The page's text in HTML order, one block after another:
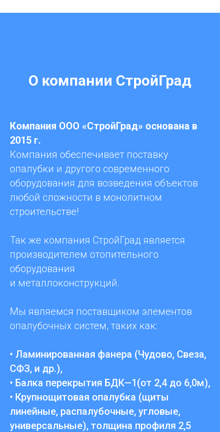
О компании СтройГрад
Компания ООО «СтройГрад» основана в
2015 г.
Компания обеспечивает поставку
опалубки и другого современного
оборудования для возведения объектов
любой сложности в монолитном
строительстве!
Так же компания СтройГрад является
производителем отопительного
оборудования
и металлоконструкций.
Мы являемся поставщиком элементов
опалубочных систем, таких как:
• Ламинированная фанера (Чудово, Свеза,
СФЗ, и др.),
• Балка перекрытия БДК—1(от 2,4 до 6,0м),
• Крупнощитовая опалубка (щиты
линейные, распалубочные, угловые,
универсальные), толщина профиля 2,5